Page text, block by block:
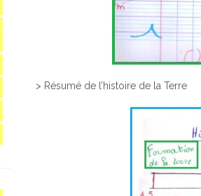
> Résumé de l’histoire de la Terre